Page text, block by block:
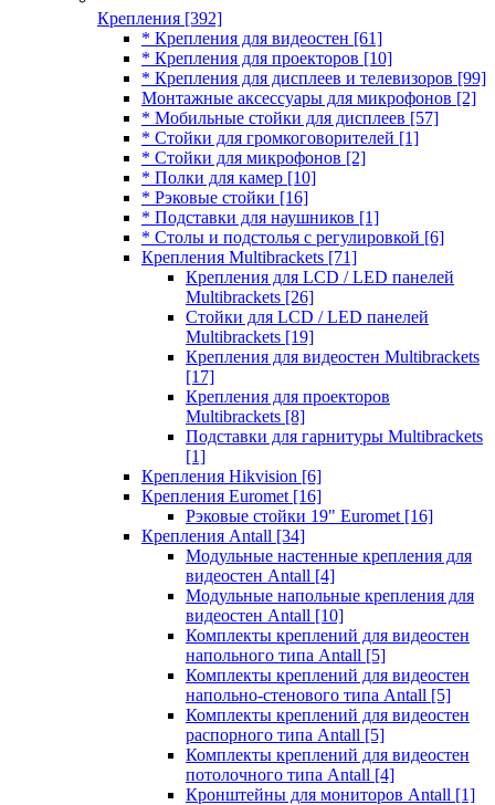
Крепления [392]
* Крепления для видеостен [61]
* Крепления для проекторов [10]
* Крепления для дисплеев и телевизоров [99]
Монтажные аксессуары для микрофонов [2]
* Мобильные стойки для дисплеев [57]
* Стойки для громкоговорителей [1]
* Стойки для микрофонов [2]
* Полки для камер [10]
* Рэковые стойки [16]
* Подставки для наушников [1]
* Столы и подстолья с регулировкой [6]
Крепления Multibrackets [71]
Крепления для LCD / LED панелей
Multibrackets [26]
Стойки для LCD / LED панелей
Multibrackets [19]
Крепления для видеостен Multibrackets
[17]
Крепления для проекторов
Multibrackets [8]
Подставки для гарнитуры Multibrackets
[1]
Крепления Hikvision [6]
Крепления Euromet [16]
Рэковые стойки 19" Euromet [16]
Крепления Antall [34]
Модульные настенные крепления для
видеостен Antall [4]
Модульные напольные крепления для
видеостен Antall [10]
Комплекты креплений для видеостен
напольного типа Antall [5]
Комплекты креплений для видеостен
напольно-стенового типа Antall [5]
Комплекты креплений для видеостен
распорного типа Antall [5]
Комплекты креплений для видеостен
потолочного типа Antall [4]
Кронштейны для мониторов Antall [1]